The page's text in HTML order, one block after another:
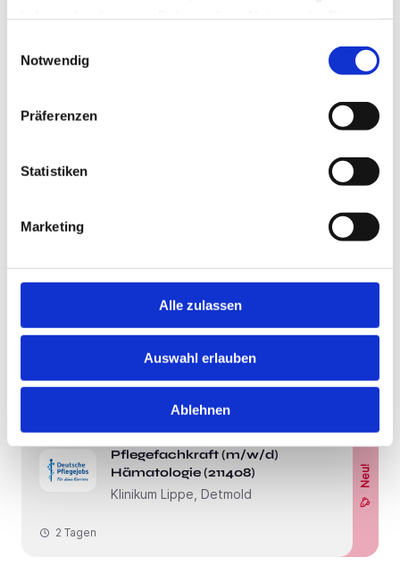
Notwendig
Präferenzen
Statistiken
Marketing
Alle zulassen
Auswahl erlauben
Ablehnen
Schnelle Bewerbung
2 Tagen
Klinikum Lippe, Detmold
Pflegefachkraft (m/w/d)
Hämatologie (211408)
Klinikum Lippe, Detmold
Neu!
2 Tagen